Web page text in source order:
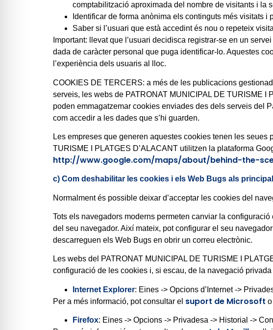
comptabilització aproximada del nombre de visitants i la
Identificar de forma anònima els continguts més visitats i
Saber si l’usuari que està accedint és nou o repeteix
Important: llevat que l’usuari decidisca registrar-se en un
dada de caràcter personal que puga identificar-lo. Aquestes
l’experiència dels usuaris al lloc.
COOKIES DE TERCERS: a més de les publicacions
serveis, les webs de PATRONAT MUNICIPAL DE TURISME I
poden emmagatzemar cookies enviades des dels serveis del
com accedir a les dades que s’hi guarden.
Les empreses que generen aquestes cookies tenen les
TURISME I PLATGES D’ALACANT utilitzen la plataforma
http://www.google.com/maps/about/behind-the-
c) Com deshabilitar les cookies i els Web Bugs als
Normalment és possible deixar d’acceptar les cookies del
Tots els navegadors moderns permeten canviar la configuració
del seu navegador. Així mateix, pot configurar el seu
descarreguen els Web Bugs en obrir un correu electrònic.
Les webs del PATRONAT MUNICIPAL DE TURISME I
configuració de les cookies i, si escau, de la navegació
Internet Explorer: Eines -> Opcions d’Internet ->
Per a més informació, pot consultar el suport de Microsoft
Firefox: Eines -> Opcions -> Privadesa -> Historial ->